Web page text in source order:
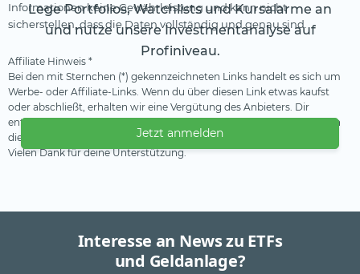
Lege Portfolios, Watchlists und Kursalarme an
und nutze unsere Investmentanalyse auf
Profiniveau.
Jetzt anmelden
Informationen keine Gewährleistung und kann nicht
sicherstellen, dass die Daten vollständig und genau sind.
Affiliate Hinweis *
Bei den mit Sternchen (*) gekennzeichneten Links handelt es sich um
Werbe- oder Affiliate-Links. Wenn du über diesen Link etwas kaufst
oder abschließt, erhalten wir eine Vergütung des Anbieters. Dir
entstehen dadurch keine Nachteile oder Mehrkosten. Wir verwenden
diese Einnahmen, um unser kostenfreies Angebot zu finanzieren.
Vielen Dank für deine Unterstützung.
Interesse an News zu ETFs
und Geldanlage?